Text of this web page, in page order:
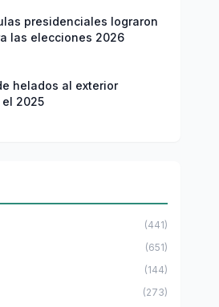
presidenciales lograron
las elecciones 2026
helados al exterior
el 2025
(441)
(651)
(144)
(273)